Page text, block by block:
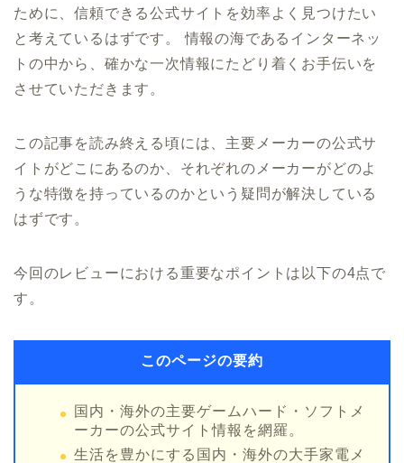
ために、信頼できる公式サイトを効率よく見つけたい
と考えているはずです。 情報の海であるインターネッ
トの中から、確かな一次情報にたどり着くお手伝いを
させていただきます。
この記事を読み終える頃には、主要メーカーの公式サ
イトがどこにあるのか、それぞれのメーカーがどのよ
うな特徴を持っているのかという疑問が解決している
はずです。
今回のレビューにおける重要なポイントは以下の4点で
す。
このページの要約
国内・海外の主要ゲームハード・ソフトメ
ーカーの公式サイト情報を網羅。
生活を豊かにする国内・海外の大手家電メ